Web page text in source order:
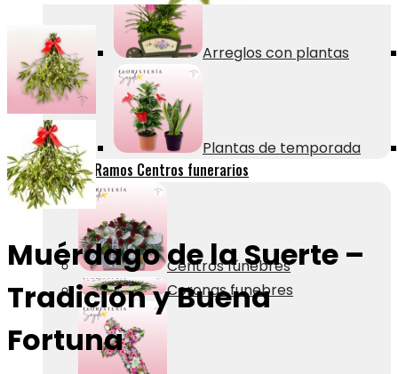
Arreglos con plantas
Plantas de temporada
Coronas Ramos Centros funerarios
Centros fúnebres
Coronas funebres
Muérdago de la Suerte –
Tradición y Buena
Fortuna